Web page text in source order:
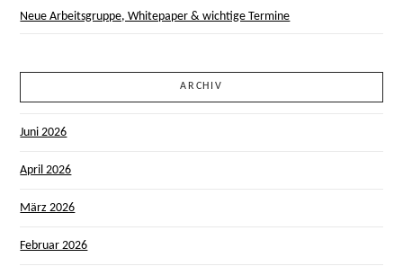
Neue Arbeitsgruppe, Whitepaper & wichtige Termine
ARCHIV
Juni 2026
April 2026
März 2026
Februar 2026